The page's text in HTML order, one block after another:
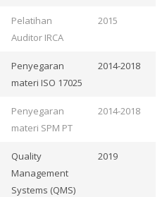
Pelatihan
Auditor IRCA
2015
Penyegaran
materi ISO 17025
2014-2018
Penyegaran
materi SPM PT
2014-2018
Quality
Management
Systems (QMS)
2019